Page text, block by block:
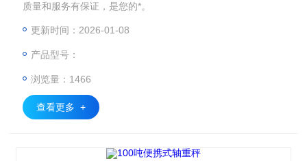
质量和服务有保证，是您的*。
更新时间：2026-01-08
产品型号：
浏览量：1466
查看更多 +